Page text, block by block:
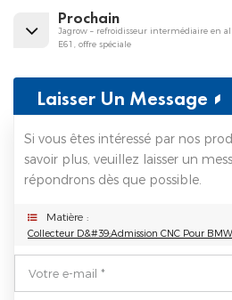
Prochain
Jagrow – refroidisseur intermédiaire en
E61, offre spéciale
Laisser Un Message
Si vous êtes intéressé par nos
savoir plus, veuillez laisser un
répondrons dès que possible.
Matière :
Collecteur D&#39;admission CNC Pour